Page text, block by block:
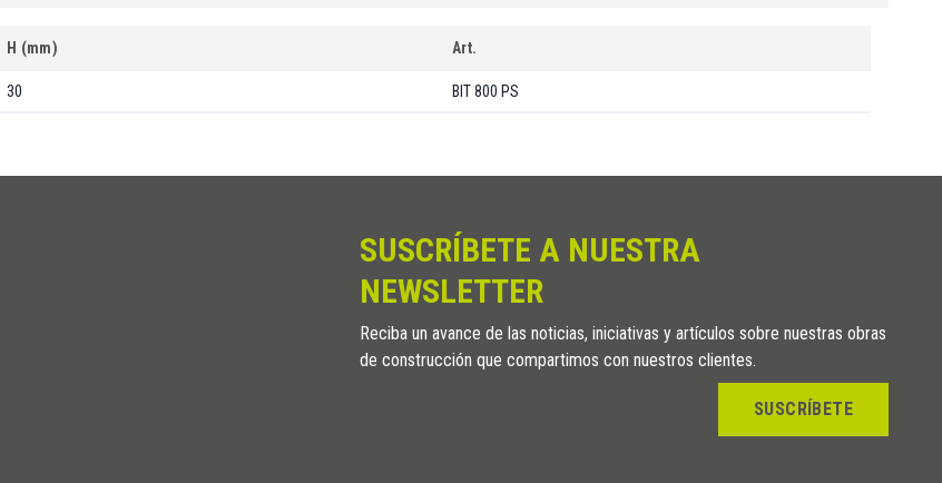
H (mm) Art.
30 BIT 800 PS
SUSCRÍBETE A NUESTRA
NEWSLETTER
Reciba un avance de las noticias, iniciativas y artículos sobre nuestras obras
de construcción que compartimos con nuestros clientes.
SUSCRÍBETE